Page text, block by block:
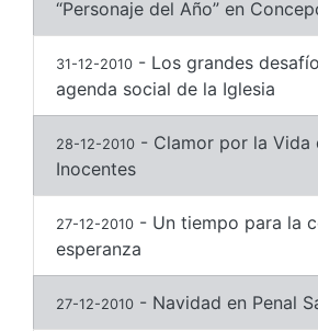
“Personaje del Año” en
31-12-2010 - Los grandes
agenda social de la Iglesia
28-12-2010 - Clamor por la Vida
Inocentes
27-12-2010 - Un tiempo para la
esperanza
27-12-2010 - Navidad en Penal